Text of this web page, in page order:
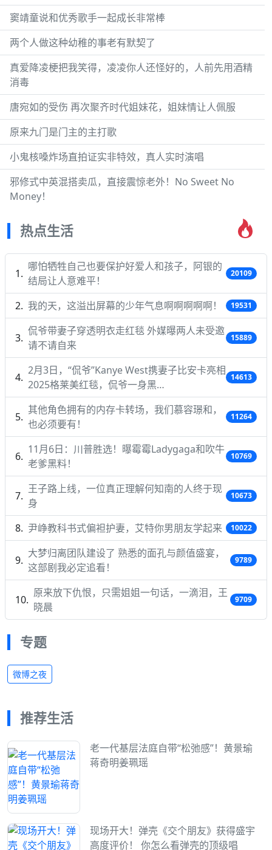
窦靖童说和优秀歌手一起成长非常棒
两个人做这种幼稚的事老有默契了
真爱降凌梗把我笑得，凌凌你人还怪好的，人前先用酒精
消毒
唐宛如的受伤 再次聚齐时代姐妹花，姐妹情让人佩服
原来九门是门主的主打歌
小鬼核嗓炸场直拍证实非特效，真人实时演唱
邪修式中英混搭卖瓜，直接震惊老外！No Sweet No
Money！
热点生活
哪怕牺牲自己也要保护好爱人和孩子，阿银的
结局让人意难平！
20109
我的天，这溢出屏幕的少年气息啊啊啊啊啊！ 19531
侃爷带妻子穿透明衣走红毯 外媒曝两人未受邀
请不请自来
15889
2月3日，“侃爷”Kanye West携妻子比安卡亮相
2025格莱美红毯，侃爷一身黑…
14613
其他角色拥有的内存卡转场，我们慕容璟和，
也必须要有！
11264
11月6日：川普胜选！曝霉霉Ladygaga和吹牛
老爹黑料！
10769
王子路上线，一位真正理解何知南的人终于现
身
10673
尹峥教科书式偏袒护妻，艾特你男朋友学起来 10022
大梦归离团队建设了 熟悉的面孔与颜值盛宴，
这部剧我必定追看！
9789
原来放下仇恨，只需姐姐一句话，一滴泪，王
晓晨
9709
专题
微博之夜
推荐生活
老一代基层法庭自带“松弛感”！黄景瑜
蒋奇明姜珮瑶
现场开大！弹壳《交个朋友》获得盛宇
高度评价！ 你怎么看弹壳的顶级唱